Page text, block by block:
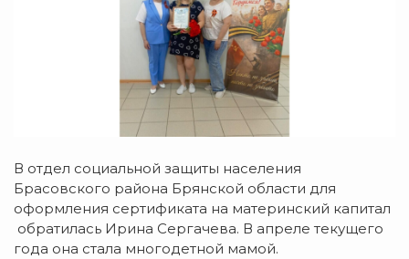
В отдел социальной защиты населения
Брасовского района Брянской области для
оформления сертификата на материнский капитал
обратилась Ирина Сергачева. В апреле текущего
года она стала многодетной мамой.